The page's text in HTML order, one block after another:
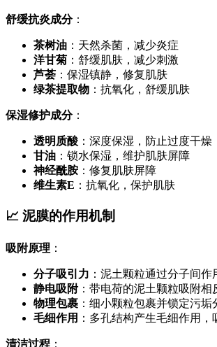
舒缓抗炎成分：
茶树油 ：天然杀菌，减少炎症
洋甘菊 ：舒缓肌肤，减少刺激
芦荟 ：保湿镇静，修复肌肤
绿茶提取物 ：抗氧化，舒缓肌肤
保湿修护成分：
透明质酸 ：深度保湿，防止过度干燥
甘油 ：锁水保湿，维护肌肤屏障
神经酰胺 ：修复肌肤屏障
维生素E ：抗氧化，保护肌肤
📈 泥膜的作用机制
吸附原理 ：
分子吸引力 ：泥土颗粒通过分子间
静电吸附：带电荷的泥土颗粒吸附相
物理包裹 ：细小颗粒包裹并锁定污垢
毛细作用 ：多孔结构产生毛细作用，
清洁过程 ：